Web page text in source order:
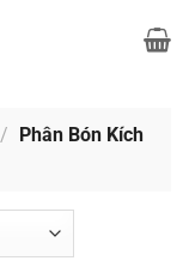
/ Phân Bón Kích